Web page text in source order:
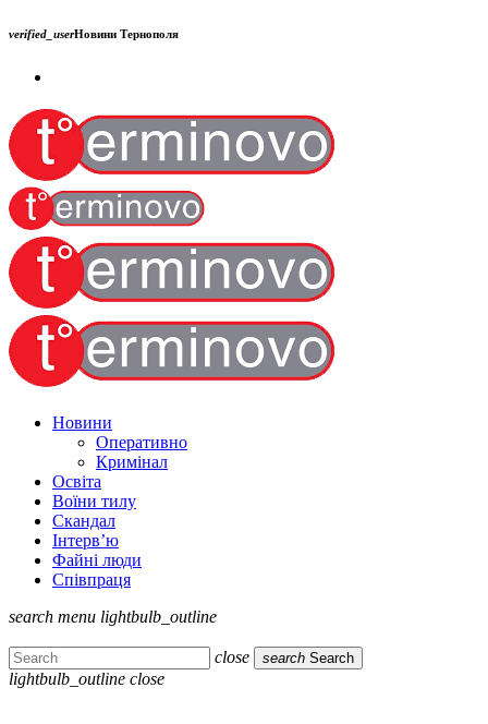
verified_userНовини Тернополя
Новини
Оперативно
Кримінал
Освіта
Воїни тилу
Скандал
Інтерв’ю
Файні люди
Співпраця
search menu lightbulb_outline
close search Search
lightbulb_outline close